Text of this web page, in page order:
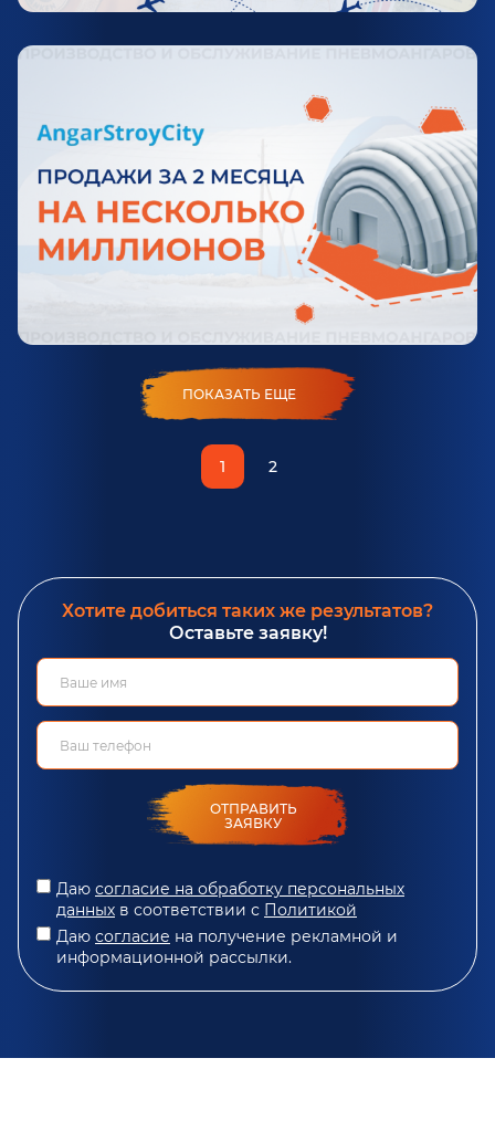
ПОКАЗАТЬ ЕЩЕ
1 2
Хотите добиться таких же результатов?
Оставьте заявку!
ОТПРАВИТЬ
ЗАЯВКУ
Даю согласие на обработку персональных
данных в соответствии с Политикой
Даю согласие на получение рекламной и
информационной рассылки.